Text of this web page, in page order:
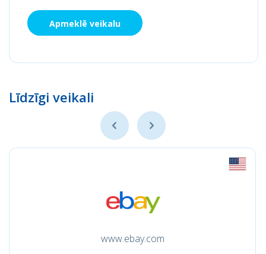
Apmeklē veikalu
Līdzīgi veikali
www.ebay.com